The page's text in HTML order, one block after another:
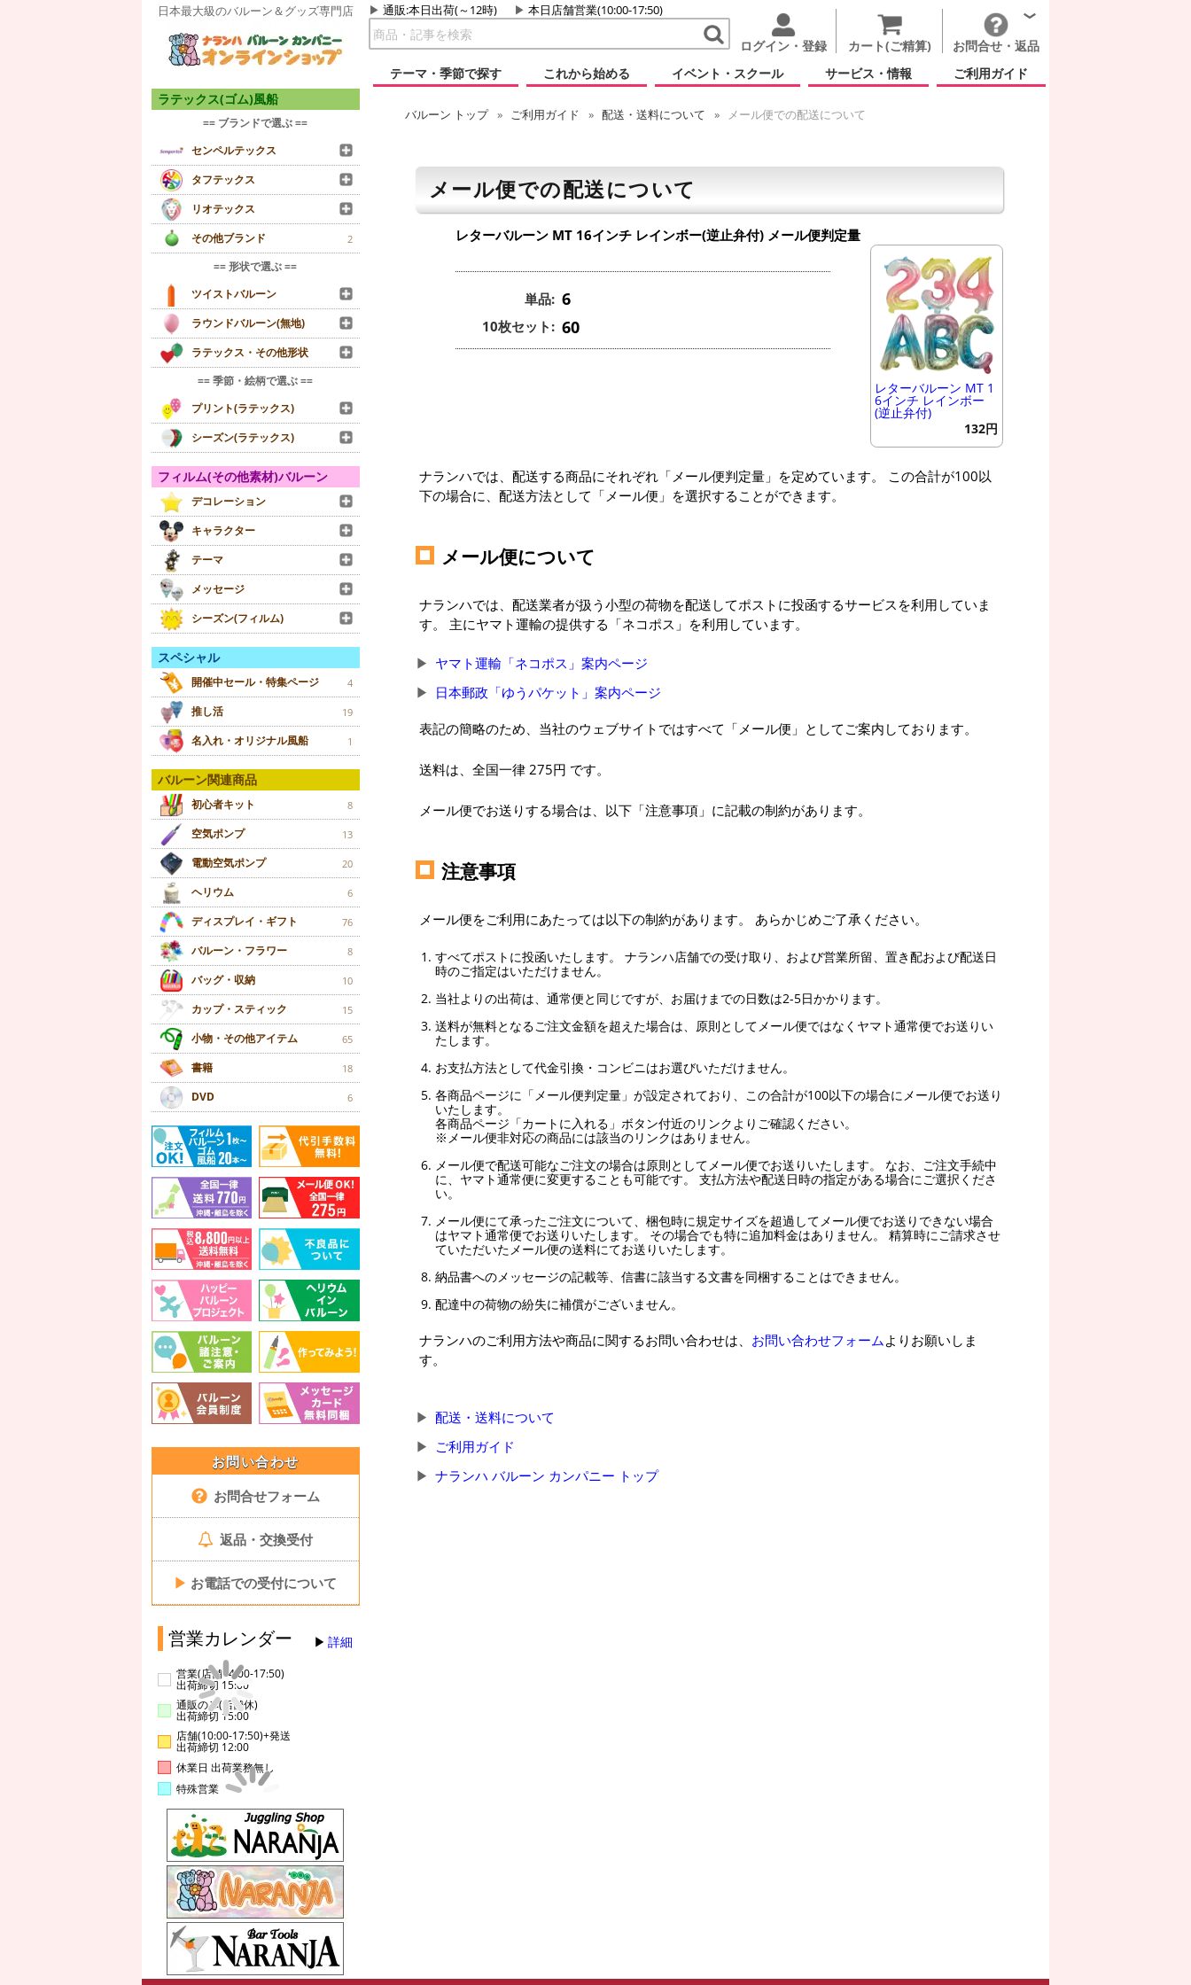
日本最大級のバルーン＆グッズ専門店 通販:本日出荷(～12時) 本日店舗営業(10:00-17:50)
ログイン・登録 カート(ご精算)
お問合せ・返品
テーマ・季節で探す
これから始める イベント・スクール サービス・情報 ご利用ガイド
ラテックス(ゴム)風船
== ブランドで選ぶ ==
センペルテックス
タフテックス
リオテックス
その他ブランド
2
== 形状で選ぶ ==
ツイストバルーン
ラウンドバルーン(無地)
ラテックス・その他形状
== 季節・絵柄で選ぶ ==
プリント(ラテックス)
シーズン(ラテックス)
フィルム(その他素材)バルーン
デコレーション
キャラクター
テーマ
メッセージ
シーズン(フィルム)
スペシャル
開催中セール・特集ページ 4
推し活 19
名入れ・オリジナル風船 1
バルーン関連商品
初心者キット 8
空気ポンプ 13
電動空気ポンプ 20
ヘリウム 6
ディスプレイ・ギフト 76
バルーン・フラワー 8
バッグ・収納 10
カップ・スティック 15
小物・その他アイテム 65
書籍 18
DVD 6
お問い合わせ
お問合せフォーム
返品・交換受付
▶ お電話での受付について
営業カレンダー 詳細
営業(店舗14:00-17:50)
出荷締切 15:00
通販のみ(店舗休)
出荷締切 15:00
店舗(10:00-17:50)+発送
出荷締切 12:00
休業日 出荷業務無し
特殊営業
バルーン トップ ご利用ガイド 配送・送料について メール便での配送について
メール便での配送について
レターバルーン MT 16インチ レインボー(逆止弁付) メール便判定量
単品: 6
10枚セット: 60
レターバルーン MT 1
6インチ レインボー
(逆止弁付)
132円
ナランハでは、配送する商品にそれぞれ「メール便判定量」を定めています。 この合計が100以
下の場合に、配送方法として「メール便」を選択することができます。
メール便について
ナランハでは、配送業者が扱う小型の荷物を配送してポストに投函するサービスを利用していま
す。 主にヤマト運輸の提供する「ネコポス」を利用しています。
ヤマト運輸「ネコポス」案内ページ
日本郵政「ゆうパケット」案内ページ
表記の簡略のため、当社のウェブサイトではすべて「メール便」としてご案内しております。
送料は、全国一律 275円 です。
メール便でお送りする場合は、以下「注意事項」に記載の制約があります。
注意事項
メール便をご利用にあたっては以下の制約があります。 あらかじめご了承ください。
すべてポストに投函いたします。 ナランハ店舗での受け取り、および営業所留、置き配および配送日
時のご指定はいただけません。
当社よりの出荷は、通常便と同じですが、お届けまでの日数は2-5日かかります。
送料が無料となるご注文金額を超えた場合は、原則としてメール便ではなくヤマト通常便でお送りい
たします。
お支払方法として代金引換・コンビニはお選びいただけません。
各商品ページに「メール便判定量」が設定されており、この合計が100以下の場合にメール便でお送り
いたします。
各商品ページ「カートに入れる」ボタン付近のリンクよりご確認ください。
※メール便非対応の商品には該当のリンクはありません。
メール便で配送可能なご注文の場合は原則としてメール便でお送りいたします。 なお、ご注文手続中
に、ヤマト通常便に変更することも可能です。 支払方法や配送日時の指定がある場合にご選択くださ
い。
メール便にて承ったご注文について、梱包時に規定サイズを超過してメール便でお送りできない場合
はヤマト通常便でお送りいたします。 その場合でも特に追加料金はありません。 精算時にご請求させ
ていただいたメール便の送料にてお送りいたします。
納品書へのメッセージの記載等、信書に該当する文書を同梱することはできません。
配達中の荷物の紛失に補償がございません。
ナランハのご利用方法や商品に関するお問い合わせは、 お問い合わせフォームよりお願いしま
す。
配送・送料について
ご利用ガイド
ナランハ バルーン カンパニー トップ